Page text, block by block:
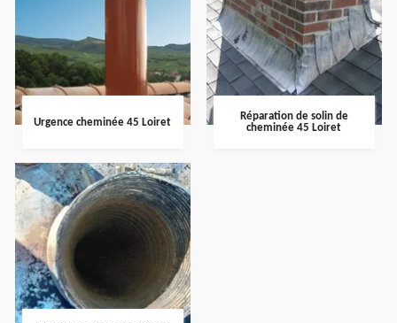
Urgence cheminée 45 Loiret
Réparation de solin de
cheminée 45 Loiret